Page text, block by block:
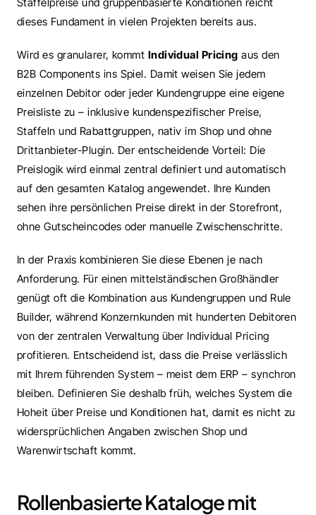
dieses Fundament in vielen Projekten bereits aus.
Wird es granularer, kommt Individual Pricing aus den
B2B Components ins Spiel. Damit weisen Sie jedem
einzelnen Debitor oder jeder Kundengruppe eine eigene
Preisliste zu – inklusive kundenspezifischer Preise,
Staffeln und Rabattgruppen, nativ im Shop und ohne
Drittanbieter-Plugin. Der entscheidende Vorteil: Die
Preislogik wird einmal zentral definiert und automatisch
auf den gesamten Katalog angewendet. Ihre Kunden
sehen ihre persönlichen Preise direkt in der Storefront,
ohne Gutscheincodes oder manuelle Zwischenschritte.
In der Praxis kombinieren Sie diese Ebenen je nach
Anforderung. Für einen mittelständischen Großhändler
genügt oft die Kombination aus Kundengruppen und Rule
Builder, während Konzernkunden mit hunderten Debitoren
von der zentralen Verwaltung über Individual Pricing
profitieren. Entscheidend ist, dass die Preise verlässlich
mit Ihrem führenden System – meist dem ERP – synchron
bleiben. Definieren Sie deshalb früh, welches System die
Hoheit über Preise und Konditionen hat, damit es nicht zu
widersprüchlichen Angaben zwischen Shop und
Warenwirtschaft kommt.
Rollenbasierte Kataloge mit